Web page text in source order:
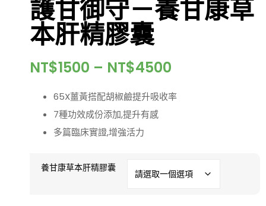
護甘御守－養甘康草
本肝精膠囊
NT$1500 – NT$4500
65X薑黃搭配胡椒鹼提升吸收率
7種功效成份添加,提升有感
多篇臨床實證,增強活力
養甘康草本肝精膠囊